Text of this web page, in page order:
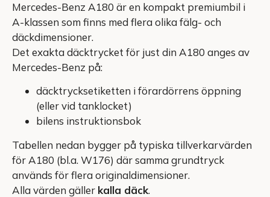
Mercedes-Benz A180 är en kompakt premiumbil i
A-klassen som finns med flera olika fälg- och
däckdimensioner.
Det exakta däcktrycket för just din A180 anges av
Mercedes-Benz på:
däcktrycksetiketten i förardörrens öppning
(eller vid tanklocket)
bilens instruktionsbok
Tabellen nedan bygger på typiska tillverkarvärden
för A180 (bl.a. W176) där samma grundtryck
används för flera originaldimensioner.
Alla värden gäller kalla däck.